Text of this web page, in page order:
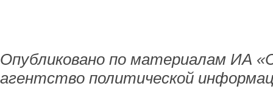
Опубликовано по материалам ИА
агентство политической